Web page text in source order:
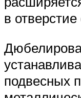
в
подвесных